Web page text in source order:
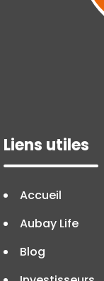
Liens utiles
Accueil
Aubay Life
Blog